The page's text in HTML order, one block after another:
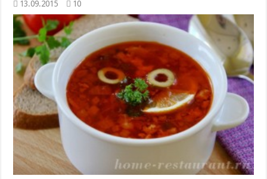
13.09.2015 10